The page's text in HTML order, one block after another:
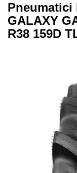
Pneumatici
GALAXY
R38 159D